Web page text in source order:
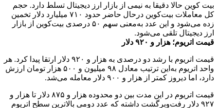
بیت کوین حالا دقیقا به نیمی از بازار ارز دیجیتال تسلط دارد. حجم
کل معاملات بیت‌کوین درحال حاضر حدود ۷۱۰ میلیارد دلار تخمین
زده می‌شود و این عدد به‌معنی سهم ۵۰ درصدی بیت‌کوین از بازار
ارز دیجیتال تلقی می‌شود.
قیمت اتریوم؛ هزار و ۹۲۰ دلار
قیمت اتریوم با رشد دو درصدی به هزار و ۹۲۰ دلار ارتقا پیدا کرد. هر
واحد اتریوم به‌این ترتیب معادل ۹۸ میلیون و ۵۰۰ هزار تومان ارزش
دارد، اما دیروز کمتر از هزار و ۹۰۰ دلار معامله می‌شد.
قیمت اتریوم در این مدت بین دو محدوده هزار و ۸۷۵ دلار تا هزار و
۹۲۷ دلار رفت‌وبرگشت داشته که عدد دومی بالاترین سطح اتریوم